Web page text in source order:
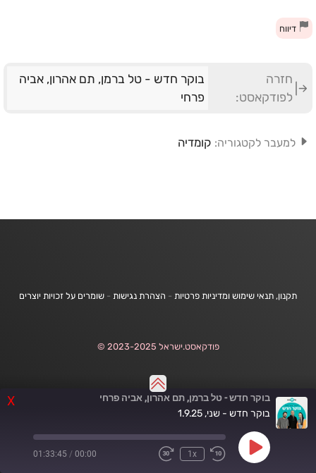
X בוקר חדש - טל ברמן, תם אהרון, אביה פרחי
בוקר חדש - שני, 1.9.25
Play
Episode
Rewind
1x
Fast
00:00
/
01:33:45
דיווח
חזרה
לפודקאסט:
בוקר חדש - טל ברמן, תם אהרון, אביה
פרחי
למעבר לקטגוריה: קומדיה
תקנון, תנאי שימוש ומדיניות פרטיות - הצהרת נגישות - שומרים על זכויות יוצרים
פודקאסט.ישראל 2023-2025 ©